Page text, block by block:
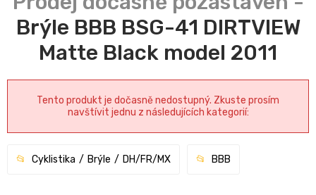
Brýle BBB BSG-41 DIRTVIEW
Matte Black model 2011
Tento produkt je dočasně nedostupný. Zkuste prosím
navštívit jednu z následujících kategorií:
Cyklistika Brýle DH/FR/MX BBB